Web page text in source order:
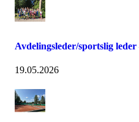
Avdelingsleder/sportslig
19.05.2026